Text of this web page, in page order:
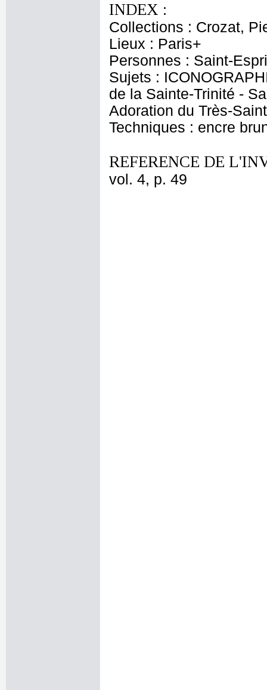
INDEX :
Collections : Crozat,
Lieux : Paris+
Personnes : Saint-
Sujets :
de la Sainte-Trinité -
Adoration du Très-
Techniques : encre
REFERENCE DE
vol. 4, p. 49